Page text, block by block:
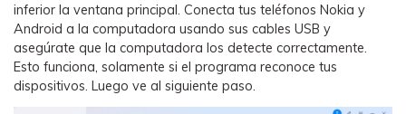
inferior la ventana principal. Conecta tus teléfonos Nokia y
Android a la computadora usando sus cables USB y
asegúrate que la computadora los detecte correctamente.
Esto funciona, solamente si el programa reconoce tus
dispositivos. Luego ve al siguiente paso.